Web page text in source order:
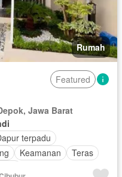
Rumah
Featured
Jawa Barat
terpadu
Keamanan
Teras